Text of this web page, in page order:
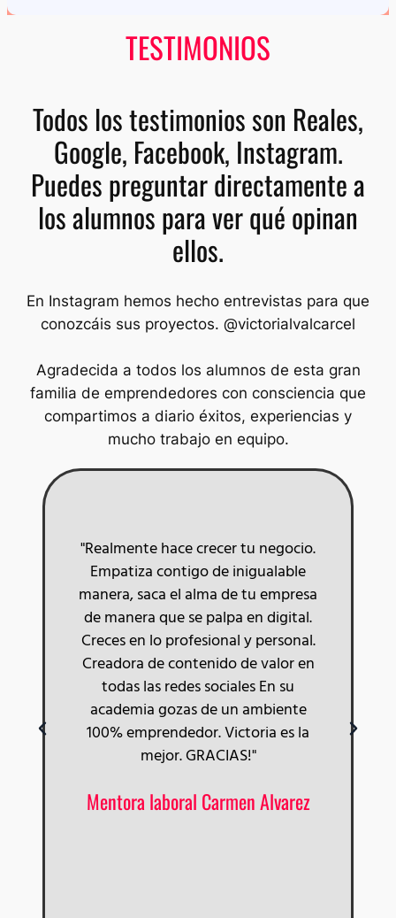
TESTIMONIOS
Todos los testimonios son Reales,
Google, Facebook, Instagram.
Puedes preguntar directamente a
los alumnos para ver qué opinan
ellos.
En Instagram hemos hecho entrevistas para que
conozcáis sus proyectos. @victorialvalcarcel
Agradecida a todos los alumnos de esta gran
familia de emprendedores con consciencia que
compartimos a diario éxitos, experiencias y
mucho trabajo en equipo.
"Realmente hace crecer tu negocio.
Empatiza contigo de inigualable
manera, saca el alma de tu empresa
de manera que se palpa en digital.
Creces en lo profesional y personal.
Creadora de contenido de valor en
todas las redes sociales En su
academia gozas de un ambiente
100% emprendedor. Victoria es la
mejor. GRACIAS!"
Mentora laboral Carmen Alvarez